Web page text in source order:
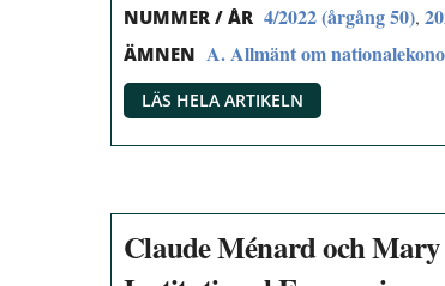
NUMMER / ÅR 4/2022 (årgång 50),
ÄMNEN A. Allmänt om
LÄS HELA ARTIKELN
Claude Ménard och